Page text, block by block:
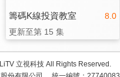
8.0
籌碼K線投資教室
更新至第 15 集
LiTV 立視科技 All Rights Reserved.